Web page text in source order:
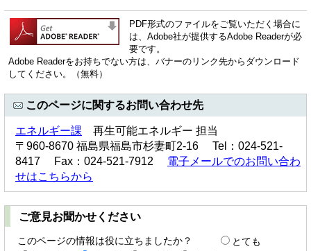
PDF形式のファイルをご覧いただく場合に
は、Adobe社が提供するAdobe Readerが必
要です。
Adobe Readerをお持ちでない方は、バナーのリンク先からダウンロード
してください。（無料）
このページに関するお問い合わせ先
エネルギー課 再生可能エネルギー 担当
〒960-8670 福島県福島市杉妻町2-16 Tel：024-521-
8417 Fax：024-521-7912 電子メールでのお問い合わ
せはこちらから
ご意見お聞かせください
このページの情報は役に立ちましたか？
とても